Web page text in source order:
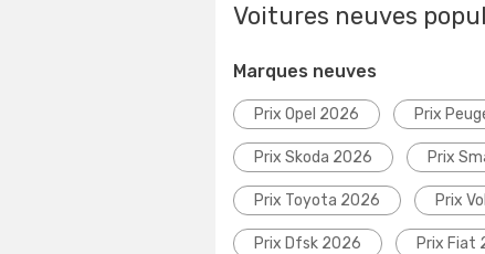
Voitures neuves
Marques neuves
Prix Opel 2026 Prix
Prix Skoda 2026 Prix
Prix Toyota 2026 Prix
Prix Dfsk 2026 Prix Fiat